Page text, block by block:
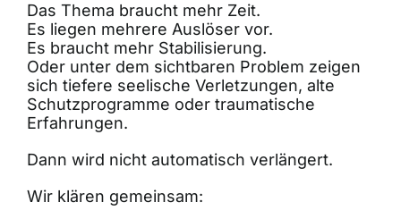
Das Thema braucht mehr Zeit.
Es liegen mehrere Auslöser vor.
Es braucht mehr Stabilisierung.
Oder unter dem sichtbaren Problem zeigen
sich tiefere seelische Verletzungen, alte
Schutzprogramme oder traumatische
Erfahrungen.
Dann wird nicht automatisch verlängert.
Wir klären gemeinsam: